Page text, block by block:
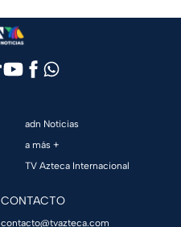
adn Noticias
a más +
TV Azteca Internacional
CONTACTO
contacto@tvazteca.com